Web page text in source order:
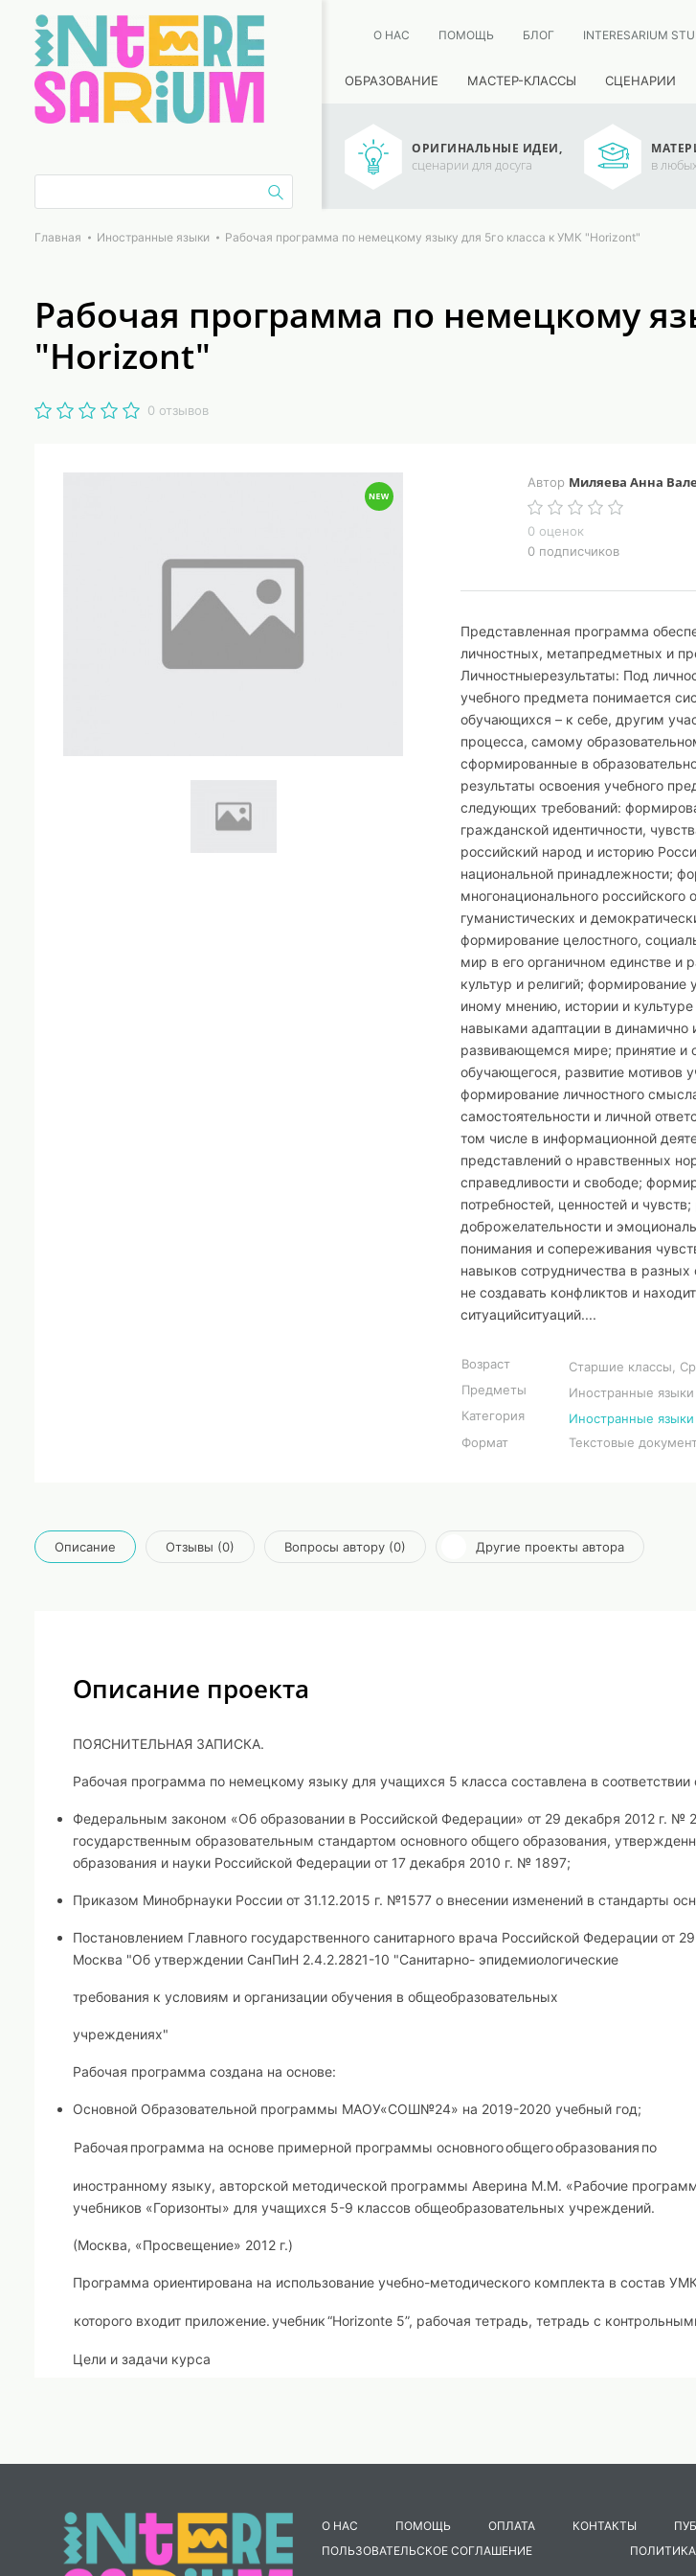
О НАС ПОМОЩЬ БЛОГ INTERESARIUM
ОБРАЗОВАНИЕ МАСТЕР-КЛАССЫ СЦЕНАРИИ
ОРИГИНАЛЬНЫЕ ИДЕИ,
сценарии для досуга в
Главная Иностранные языки Рабочая программа по немецкому языку для 5го класса к УМК "Horizont"
Рабочая программа по немецкому
"Horizont"
0 отзывов
Автор Миляева Анна
0 оценок
0 подписчиков
Представленная программа
личностных, метапредметных и
Личностныерезультаты: Под
учебного предмета понимается
обучающихся – к себе, другим
процесса, самому
сформированные в
результаты освоения учебного
следующих требований:
гражданской идентичности,
российский народ и историю
национальной принадлежности;
многонационального российского
гуманистических и
формирование целостного,
мир в его органичном единстве и
культур и религий; формирование
иному мнению, истории и
навыками адаптации в
развивающемся мире; принятие и
обучающегося, развитие мотивов
формирование личностного
самостоятельности и личной
том числе в информационной
представлений о нравственных
справедливости и свободе;
потребностей, ценностей и
доброжелательности и
понимания и сопереживания
навыков сотрудничества в
не создавать конфликтов и
ситуацийситуаций....
Возраст
Старшие классы,
Предметы
Иностранные языки
Категория
Иностранные языки
Формат
Текстовые
Описание Отзывы (0) Вопросы автору (0) Другие проекты автора
Описание проекта
ПОЯСНИТЕЛЬНАЯ ЗАПИСКА.
Рабочая программа по немецкому языку для учащихся 5 класса соcтавлена в соответствии
Федеральным законом «Об образовании в Российской Федерации» от 29 декабря 2012 г.
государственным образовательным стандартом основного общего образования,
образования и науки Российской Федерации от 17 декабря 2010 г. № 1897;
Приказом Минобрнауки России от 31.12.2015 г. №1577 о внесении изменений в стандарты
Постановлением Главного государственного санитарного врача Российской Федерации от
Москва "Об утверждении СанПиН 2.4.2.2821-10 "Санитарно- эпидемиологические
требования к условиям и организации обучения в общеобразовательных
учреждениях"
Рабочая программа создана на основе:
Основной Образовательной программы МАОУ«СОШ№24» на 2019-2020 учебный год;
Рабочая программа на основе примерной программы основногообщегообразования по
иностранному языку, авторской методической программы Аверина М.М. «Рабочие
учебников «Горизонты» для учащихся 5-9 классов общеобразовательных учреждений.
(Москва, «Просвещение» 2012 г.)
Программа ориентирована на использование учебно-методического комплекта в состав УМК
которого входит приложение.учебник“Horizonte 5”, рабочая тетрадь, тетрадь с
Цели и задачи курса
 формирование и развитие социокультурных умений и навыков.
В процессе изучения немецкого языка реализуются следующиецели
О НАС ПОМОЩЬ ОПЛАТА КОНТАКТЫ
ПОЛЬЗОВАТЕЛЬСКОЕ СОГЛАШЕНИЕ